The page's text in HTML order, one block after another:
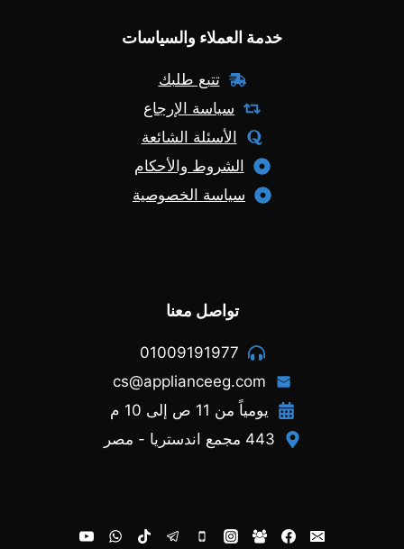
خدمة العملاء والسياسات
تتبع طلبك
سياسة الإرجاع
الأسئلة الشائعة
الشروط والأحكام
سياسة الخصوصية
تواصل معنا
01009191977
cs@applianceeg.com
يومياً من 11 ص إلى 10 م
443 مجمع اندستريا - مصر